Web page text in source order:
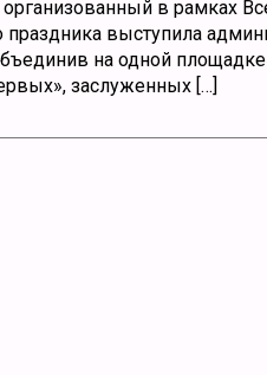
в рамках
праздника выступила
на одной
заслуженных […]